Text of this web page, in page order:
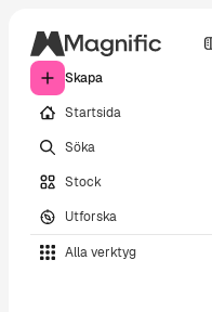
Skapa
Startsida
Söka
Stock
Utforska
Alla verktyg